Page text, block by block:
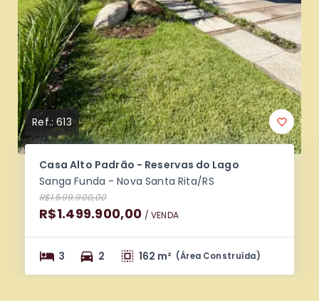
Ref.:613
Casa Alto Padrão - Reservas do Lago
Sanga Funda - Nova Santa Rita/RS
R$1.599.900,00
R$1.499.900,00 / VENDA
3 2 162 m² (Área Construída)